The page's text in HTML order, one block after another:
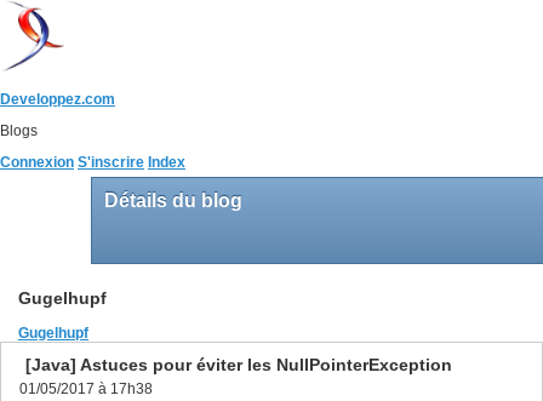
Developpez.com
Blogs
Connexion S'inscrire Index
Détails du blog
Gugelhupf
Gugelhupf
[Java] Astuces pour éviter les NullPointerException
01/05/2017 à 17h38